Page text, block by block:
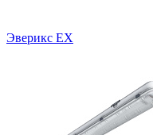
Эверикс EX